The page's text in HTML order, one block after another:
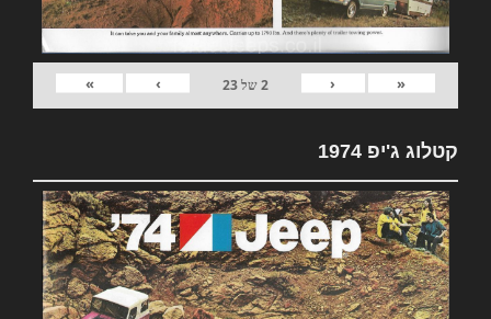
«
‹
2של23
›
»
קטלוג ג'יפ 1974